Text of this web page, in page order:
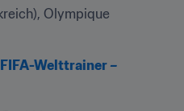
Olympique
Welttrainer –